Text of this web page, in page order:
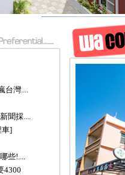
台灣....
聞採....
車]
些!....
4300